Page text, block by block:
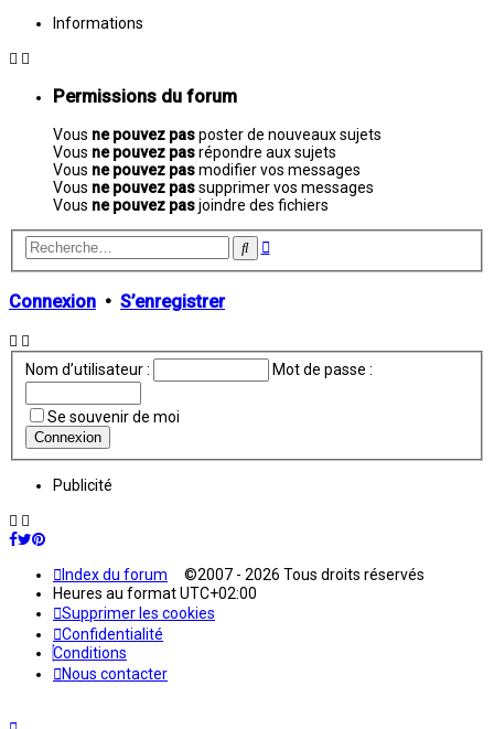
Informations
Permissions du forum
Vous ne pouvez pasposter de nouveaux sujets
Vous ne pouvez pasrépondre aux sujets
Vous ne pouvez pasmodifier vos messages
Vous ne pouvez passupprimer vos messages
Vous ne pouvez pasjoindre des fichiers
Rechercher
Recherche
Connexion • S’enregistrer
Nom d’utilisateur : Mot de passe :
Se souvenir de moi
Publicité
Index du forum ©2007 - 2026 Tous droits réservés
Heures au formatUTC+02:00
Supprimer les cookies
Confidentialité
Conditions
Nous contacter